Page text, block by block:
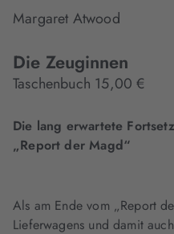
Margaret Atwood
Die Zeuginnen
Taschenbuch 15,00 €
Die lang erwartete
„Report der Magd“
Als am Ende vom „Report
Lieferwagens und damit